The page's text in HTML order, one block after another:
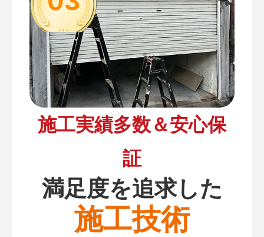
施工実績多数＆安心保
証
満足度を追求した
施工技術